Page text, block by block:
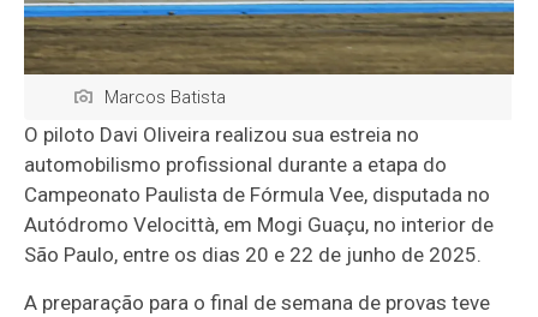
Marcos Batista
O piloto Davi Oliveira realizou sua estreia no
automobilismo profissional durante a etapa do
Campeonato Paulista de Fórmula Vee, disputada no
Autódromo Velocittà, em Mogi Guaçu, no interior de
São Paulo, entre os dias 20 e 22 de junho de 2025.
A preparação para o final de semana de provas teve